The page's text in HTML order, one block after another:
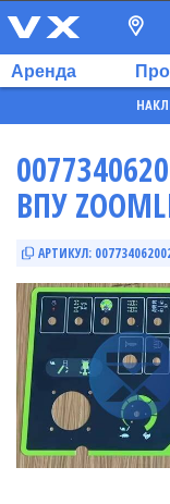
Аренда
ВПУ
АРТИКУЛ: